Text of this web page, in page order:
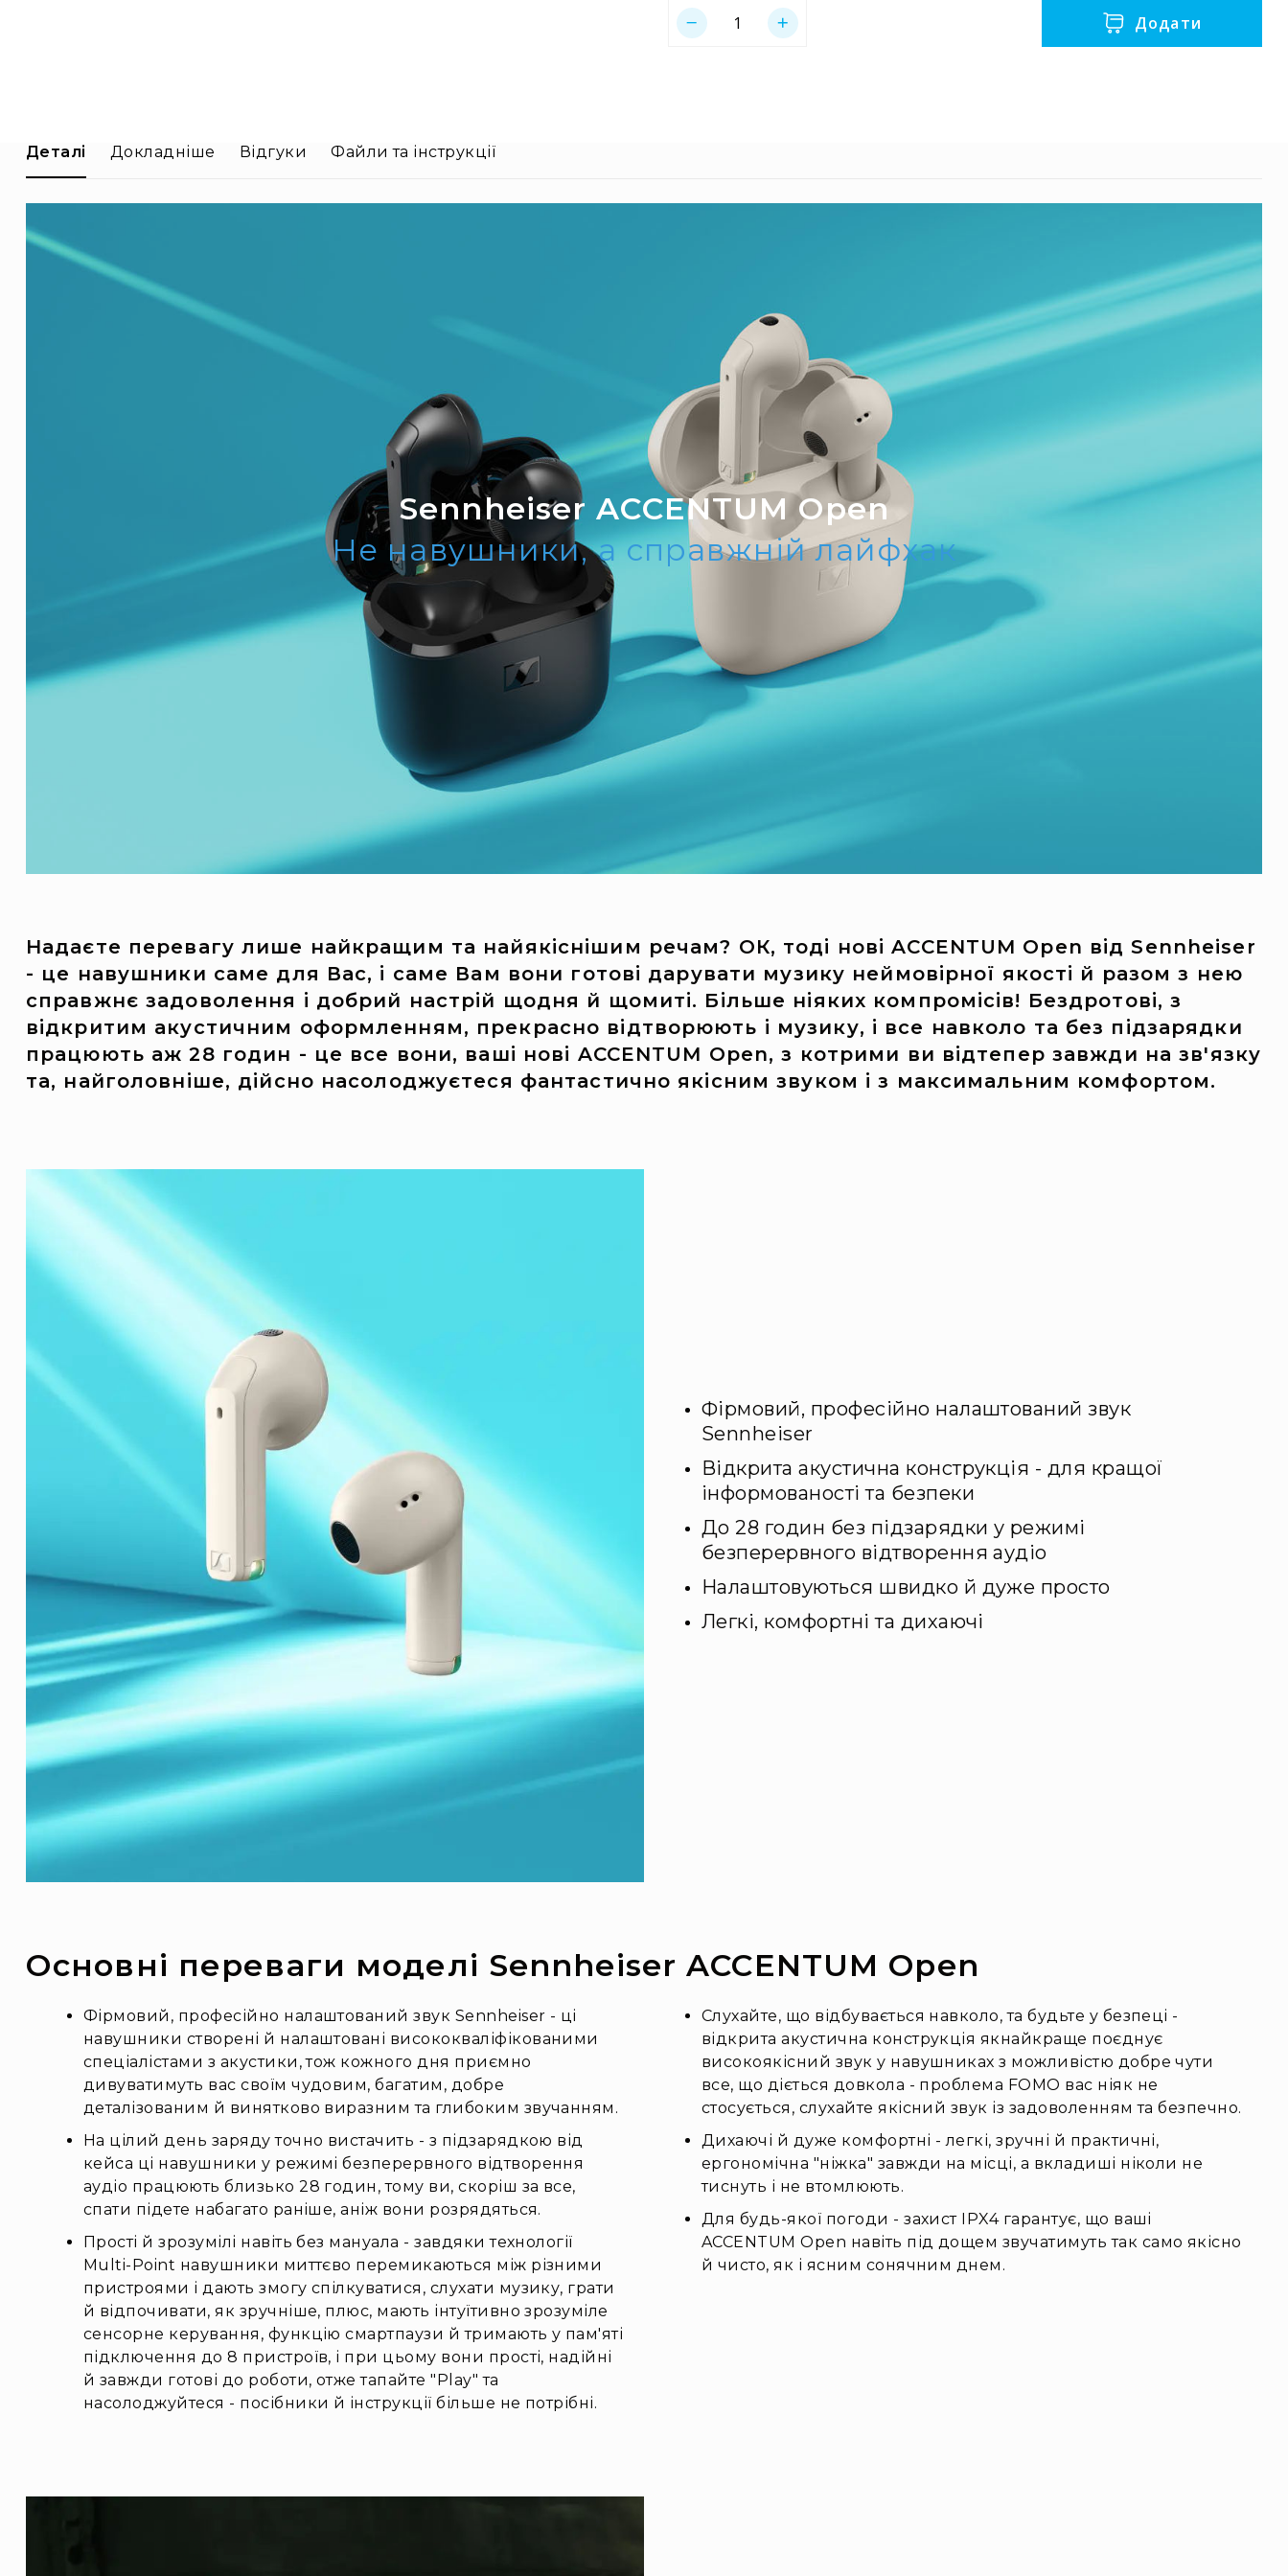
Додати
Деталі
Sennheiser ACCENTUM Open
Не навушники, а справжній лайфхак
Надаєте перевагу лише найкращим та найякіснішим речам? ОК, тоді нові ACCENTUM Open від Sennheiser
- це навушники саме для Вас, і саме Вам вони готові дарувати музику неймовірної якості й разом з нею
справжнє задоволення і добрий настрій щодня й щомиті. Більше ніяких компромісів! Бездротові, з
відкритим акустичним оформленням, прекрасно відтворюють і музику, і все навколо та без підзарядки
працюють аж 28 годин - це все вони, ваші нові ACCENTUM Open, з котрими ви відтепер завжди на зв'язку
та, найголовніше, дійсно насолоджуєтеся фантастично якісним звуком і з максимальним комфортом.
Фірмовий, професійно налаштований звук
Sennheiser
Відкрита акустична конструкція - для кращої
інформованості та безпеки
До 28 годин без підзарядки у режимі
безперервного відтворення аудіо
Налаштовуються швидко й дуже просто
Легкі, комфортні та дихаючі
Основні переваги моделі Sennheiser ACCENTUM Open
Фірмовий, професійно налаштований звук Sennheiser - ці
навушники створені й налаштовані висококваліфікованими
спеціалістами з акустики, тож кожного дня приємно
дивуватимуть вас своїм чудовим, багатим, добре
деталізованим й винятково виразним та глибоким звучанням.
На цілий день заряду точно вистачить - з підзарядкою від
кейса ці навушники у режимі безперервного відтворення
аудіо працюють близько 28 годин, тому ви, скоріш за все,
спати підете набагато раніше, аніж вони розрядяться.
Прості й зрозумілі навіть без мануала - завдяки технології
Multi-Point навушники миттєво перемикаються між різними
пристроями і дають змогу спілкуватися, слухати музику, грати
й відпочивати, як зручніше, плюс, мають інтуїтивно зрозуміле
сенсорне керування, функцію смартпаузи й тримають у пам'яті
підключення до 8 пристроїв, і при цьому вони прості, надійні
й завжди готові до роботи, отже тапайте "Play" та
насолоджуйтеся - посібники й інструкції більше не потрібні.
Слухайте, що відбувається навколо, та будьте у безпеці -
відкрита акустична конструкція якнайкраще поєднує
високоякісний звук у навушниках з можливістю добре чути
все, що діється довкола - проблема FOMO вас ніяк не
стосується, слухайте якісний звук із задоволенням та безпечно.
Дихаючі й дуже комфортні - легкі, зручні й практичні,
ергономічна "ніжка" завжди на місці, а вкладиші ніколи не
тиснуть і не втомлюють.
Для будь-якої погоди - захист IPX4 гарантує, що ваші
ACCENTUM Open навіть під дощем звучатимуть так само якісно
й чисто, як і ясним сонячним днем.
Докладніше Відгуки Файли та інструкції